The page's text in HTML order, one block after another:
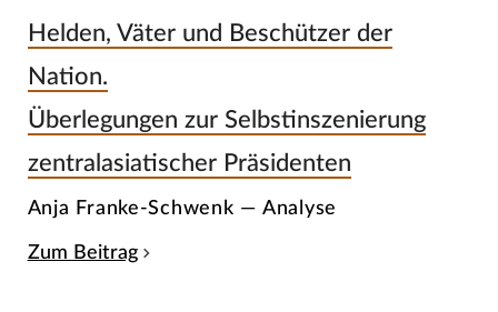
Helden, Väter und Beschützer der
Nation.
Überlegungen zur Selbstinszenierung
zentralasiatischer Präsidenten
Anja Franke-Schwenk — Analyse
Zum Beitrag